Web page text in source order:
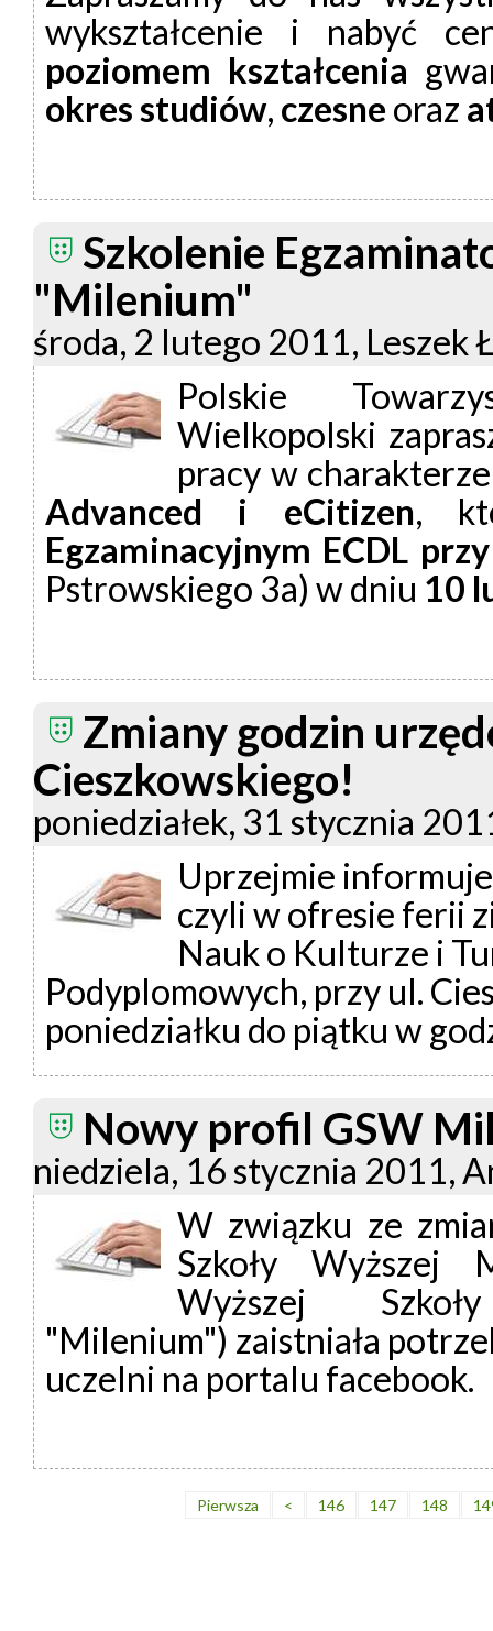
wykształcenie i nabyć
poziomem kształcenia
okres studiów, czesne oraz
Szkolenie
"Milenium"
środa, 2 lutego 2011, Leszek
Polskie
Wielkopolski
pracy w
Advanced i eCitizen,
Egzaminacyjnym ECDL
Pstrowskiego 3a) w dniu 10
Zmiany godzin
Cieszkowskiego!
poniedziałek, 31 stycznia
Uprzejmie
czyli w ofresie ferii
Nauk o Kulturze i
Podyplomowych, przy ul.
poniedziałku do piątku w
Nowy profil GSW
niedziela, 16 stycznia 2011,
W związku ze
Szkoły Wyższej
Wyższej Szkoły
"Milenium") zaistniała
uczelni na portalu facebook.
Pierwsza < 146 147 148